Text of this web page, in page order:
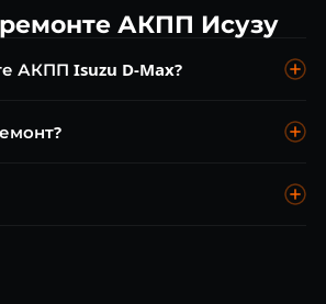
АКПП Исузу
АКПП Isuzu D-Max?